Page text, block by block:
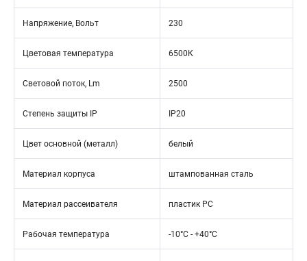
Напряжение, Вольт 230
Цветовая температура 6500К
Световой поток, Lm 2500
Степень защиты IP IP20
Цвет основной (металл) белый
Материал корпуса штампованная сталь
Материал рассеивателя пластик PC
Рабочая температура -10°C - +40°C